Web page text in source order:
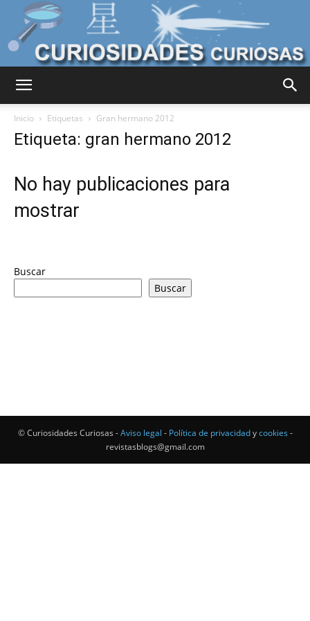
Mundo
Inicio Etiquetas Gran hermano 2012
Etiqueta: gran hermano 2012
No hay publicaciones para
mostrar
Buscar
Buscar
© Curiosidades Curiosas -Aviso legal - Política de privacidadycookies -
revistasblogs@gmail.com